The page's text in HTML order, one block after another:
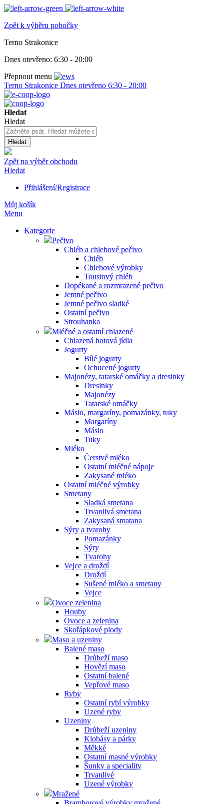
Zpět k výběru pobočky
Terno Strakonice
Dnes otevřeno: 6:30 - 20:00
Přepnout menu
Terno Strakonice Dnes otevřeno 6:30 - 20:00
Hledat
Hledat
Hledat
Zpět na výběr obchodu
Hledat
Přihlášení/Registrace
Můj košík
Menu
Kategorie
Pečivo
Chléb a chlebové pečivo
Chléb
Chlebové výrobky
Toustový chléb
Dopékané a rozmrazené pečivo
Jemné pečivo
Jemné pečivo sladké
Ostatní pečivo
Strouhanka
Mléčné a ostatní chlazené
Chlazená hotová jídla
Jogurty
Bílé jogurty
Ochucené jogurty
Majonézy, tatarské omáčky a dresinky
Dresinky
Majonézy
Tatarské omáčky
Máslo, margaríny, pomazánky, tuky
Margaríny
Máslo
Tuky
Mléko
Čerstvé mléko
Ostatní mléčné nápoje
Zakysané mléko
Ostatní mléčné výrobky
Smetany
Sladká smetana
Trvanlivá smetana
Zakysaná smatana
Sýry a tvarohy
Pomazánky
Sýry
Tvarohy
Vejce a droždí
Droždí
Sušené mléko a smetany
Vejce
Ovoce zelenina
Houby
Ovoce a zelenina
Skořápkové plody
Maso a uzeniny
Balené maso
Drůbeží maso
Hovězí maso
Ostatní balené
Vepřové maso
Ryby
Ostatní rybí výrobky
Uzené ryby
Uzeniny
Drůbeží uzeniny
Klobásy a párky
Měkké
Ostatní masné výrobky
Šunky a speciality
Trvanlivé
Uzené výrobky
Mražené